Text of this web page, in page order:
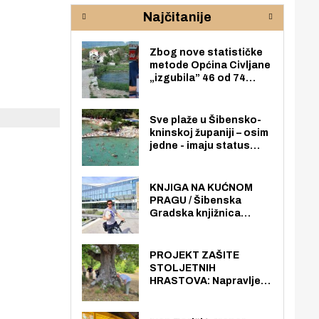
rijeke Krke
Najčitanije
Zbog nove statističke
metode Općina Civljane
„izgubila” 46 od 74
nego radno sposobnih
osoba među svojih 170
stanovnika.
Sve plaže u Šibensko-
kninskoj županiji – osim
jedne - imaju status
općoj upotrebi. Pristup
je slobodan i besplatan
za sve građane i
KNJIGA NA KUĆNOM
PRAGU / Šibenska
Gradska knjižnica
knjiga na kućnu adresu
električnim biciklom.
PROJEKT ZAŠITE
STOLJETNIH
HRASTOVA: Napravljen